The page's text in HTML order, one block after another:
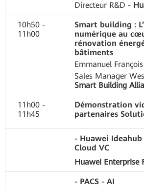
Directeur R&D -
10h50 -
11h00
Smart building :
numérique au
rénovation
bâtiments
Emmanuel François
Sales Manager
Smart Building
11h00 -
11h45
Démonstration
partenaires
- Huawei
Cloud VC
Huawei Enterprise
- PACS - AI